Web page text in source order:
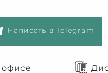
Написать в Telegram
офисе